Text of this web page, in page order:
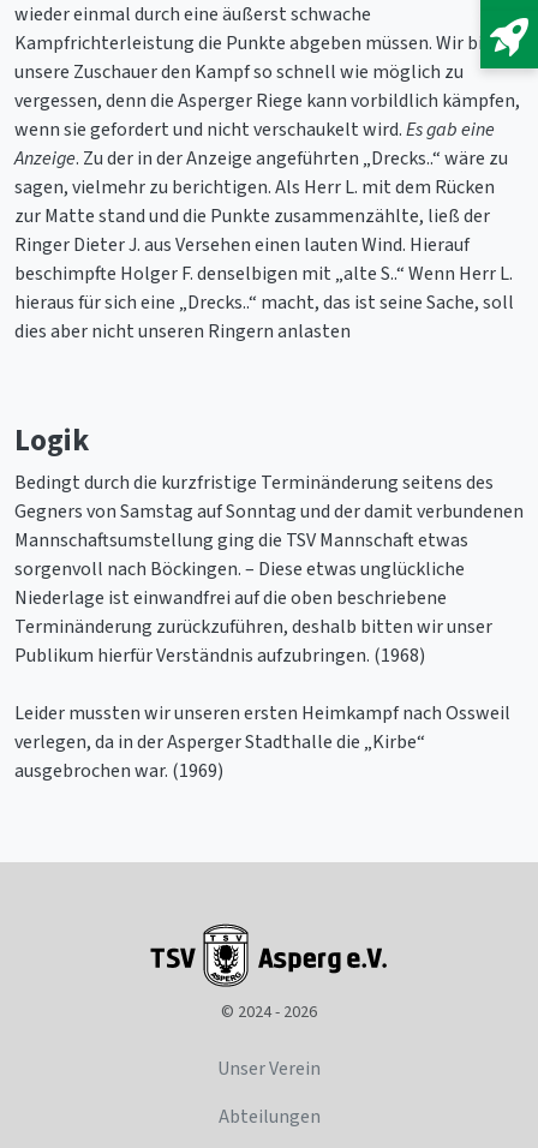
wieder einmal durch eine äußerst schwache
Kampfrichterleistung die Punkte abgeben müssen. Wir bitten
unsere Zuschauer den Kampf so schnell wie möglich zu
vergessen, denn die Asperger Riege kann vorbildlich kämpfen,
wenn sie gefordert und nicht verschaukelt wird.Es gab eine
Anzeige. Zu der in der Anzeige angeführten „Drecks..“ wäre zu
sagen, vielmehr zu berichtigen. Als Herr L. mit dem Rücken
zur Matte stand und die Punkte zusammenzählte, ließ der
Ringer Dieter J. aus Versehen einen lauten Wind. Hierauf
beschimpfte Holger F. denselbigen mit „alte S..“ Wenn Herr L.
hieraus für sich eine „Drecks..“ macht, das ist seine Sache, soll
dies aber nicht unseren Ringern anlasten
Logik
Bedingt durch die kurzfristige Terminänderung seitens des
Gegners von Samstag auf Sonntag und der damit verbundenen
Mannschaftsumstellung ging die TSV Mannschaft etwas
sorgenvoll nach Böckingen. – Diese etwas unglückliche
Niederlage ist einwandfrei auf die oben beschriebene
Terminänderung zurückzuführen, deshalb bitten wir unser
Publikum hierfür Verständnis aufzubringen. (1968)
Leider mussten wir unseren ersten Heimkampf nach Ossweil
verlegen, da in der Asperger Stadthalle die „Kirbe“
ausgebrochen war. (1969)
© 2024 - 2026
Unser Verein
Abteilungen